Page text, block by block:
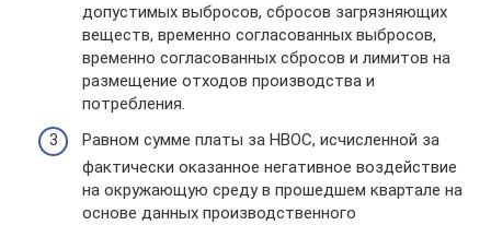
допустимых выбросов, сбросов загрязняющих
веществ, временно согласованных выбросов,
временно согласованных сбросов и лимитов на
размещение отходов производства и
потребления.
Равном сумме платы за НВОС, исчисленной за
фактически оказанное негативное воздействие
на окружающую среду в прошедшем квартале на
основе данных производственного